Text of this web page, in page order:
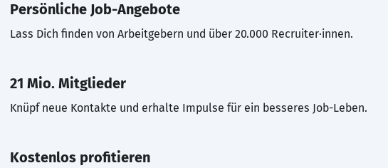
Persönliche Job-Angebote
Lass Dich finden von Arbeitgebern und über 20.000 Recruiter·innen.
21 Mio. Mitglieder
Knüpf neue Kontakte und erhalte Impulse für ein besseres Job-Leben.
Kostenlos profitieren